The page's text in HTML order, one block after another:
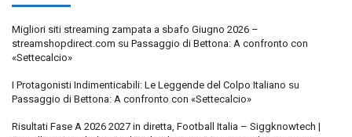
Migliori siti streaming zampata a sbafo Giugno 2026 –
streamshopdirect.com su Passaggio di Bettona: A confronto con
«Settecalcio»
I Protagonisti Indimenticabili: Le Leggende del Colpo Italiano su
Passaggio di Bettona: A confronto con «Settecalcio»
Risultati Fase A 2026 2027 in diretta, Football Italia – Siggknowtech |